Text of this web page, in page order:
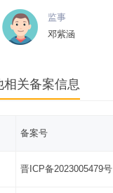
监事
邓紫涵
关备案信息
备案号
晋ICP备2023005479号